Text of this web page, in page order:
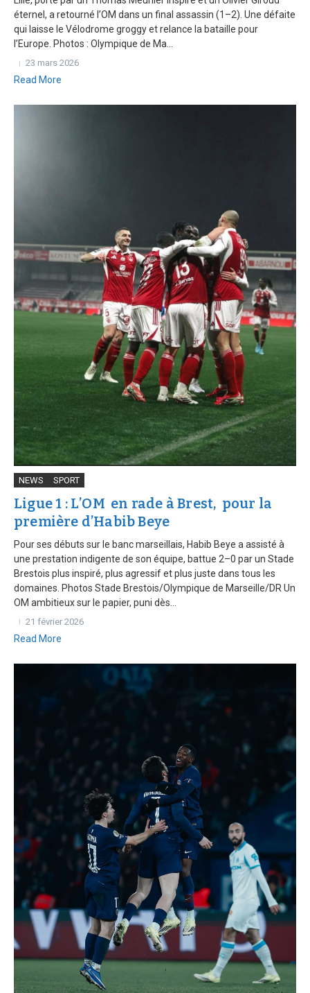
éternel, a retourné l’OM dans un final assassin (1–2). Une défaite
qui laisse le Vélodrome groggy et relance la bataille pour
l’Europe. Photos : Olympique de Ma...
23 mars 2026
Read More
NEWS SPORT
Ligue 1 : L’OM en rade à Brest, pour la
première d’Habib Beye
Pour ses débuts sur le banc marseillais, Habib Beye a assisté à
une prestation indigente de son équipe, battue 2–0 par un Stade
Brestois plus inspiré, plus agressif et plus juste dans tous les
domaines. Photos Stade Brestois/Olympique de Marseille/DR Un
OM ambitieux sur le papier, puni dès...
21 février 2026
Read More